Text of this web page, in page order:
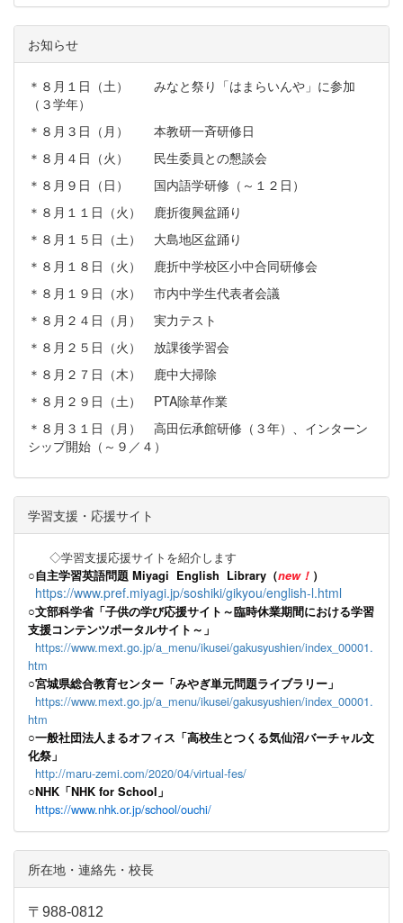
お知らせ
＊８月１日（土） みなと祭り「はまらいんや」に参加
（３学年）
＊８月３日（月） 本教研一斉研修日
＊８月４日（火） 民生委員との懇談会
＊８月９日（日） 国内語学研修（～１２日）
＊８月１１日（火） 鹿折復興盆踊り
＊８月１５日（土） 大島地区盆踊り
＊８月１８日（火） 鹿折中学校区小中合同研修会
＊８月１９日（水） 市内中学生代表者会議
＊８月２４日（月） 実力テスト
＊８月２５日（火） 放課後学習会
＊８月２７日（木） 鹿中大掃除
＊８月２９日（土） PTA除草作業
＊８月３１日（月） 高田伝承館研修（３年）、インターン
シップ開始（～９／４）
学習支援・応援サイト
◇学習支援応援サイトを紹介します
○自主学習英語問題 Miyagi English Library（new！ ）
https://www.pref.miyagi.jp/soshiki/gikyou/english-l.html
○文部科学省「子供の学び応援サイト～臨時休業期間における学習
支援コンテンツポータルサイト～」
https://www.mext.go.jp/a_menu/ikusei/gakusyushien/index_00001.
htm
○宮城県総合教育センター「みやぎ単元問題ライブラリー」
https://www.mext.go.jp/a_menu/ikusei/gakusyushien/index_00001.
htm
○一般社団法人まるオフィス「高校生とつくる気仙沼バーチャル文
化祭」
http://maru-zemi.com/2020/04/virtual-fes/
○NHK「NHK for School」
https://www.nhk.or.jp/school/ouchi/
所在地・連絡先・校長
〒988-0812